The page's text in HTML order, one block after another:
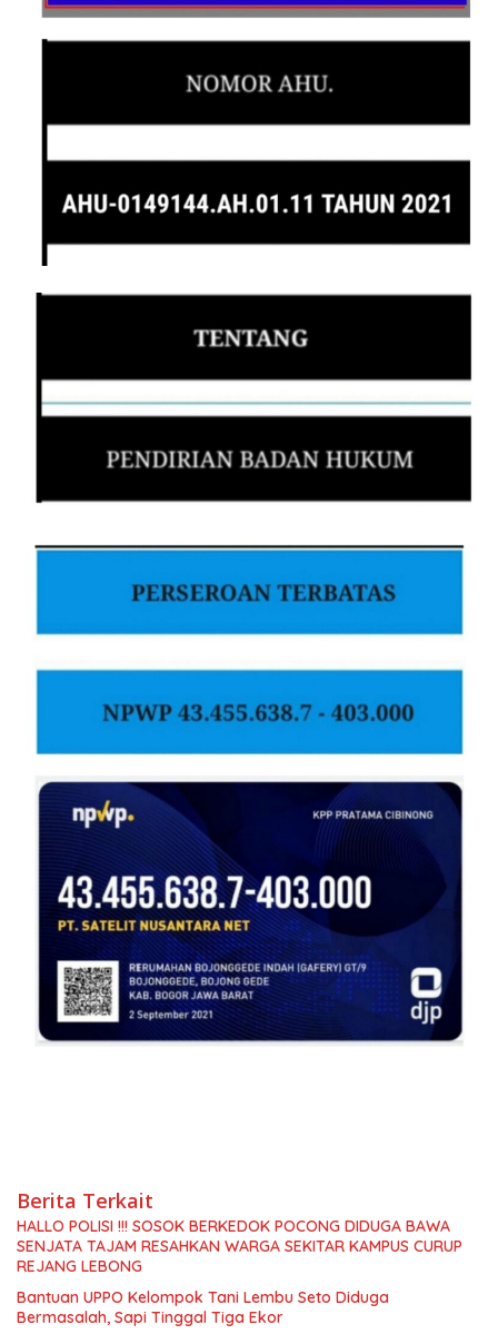
Berita Terkait
HALLO POLISI !!! SOSOK BERKEDOK POCONG DIDUGA BAWA
SENJATA TAJAM RESAHKAN WARGA SEKITAR KAMPUS CURUP
REJANG LEBONG
Bantuan UPPO Kelompok Tani Lembu Seto Diduga
Bermasalah, Sapi Tinggal Tiga Ekor